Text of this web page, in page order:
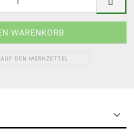
AUF DEN MERKZETTEL